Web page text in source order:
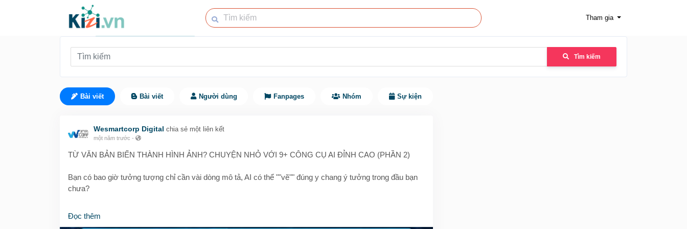
Tham gia
Tìm kiếm
Bài viết Bài viết Người dùng Fanpages Nhóm Sự kiện
Wesmartcorp Digital chia sẻ một liên kết
một năm trước -
TỪ VĂN BẢN BIẾN THÀNH HÌNH ẢNH? CHUYỆN NHỎ VỚI 9+ CÔNG CỤ AI ĐỈNH CAO (PHẦN 2)
Bạn có bao giờ tưởng tượng chỉ cần vài dòng mô tả, AI có thể ""vẽ"" đúng y chang ý tưởng trong đầu bạn
chưa?
các designer, marketer và content creator.
Đọc thêm